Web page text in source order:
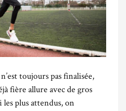
toujours pas finalisée,
fière allure avec de gros
les plus attendus, on